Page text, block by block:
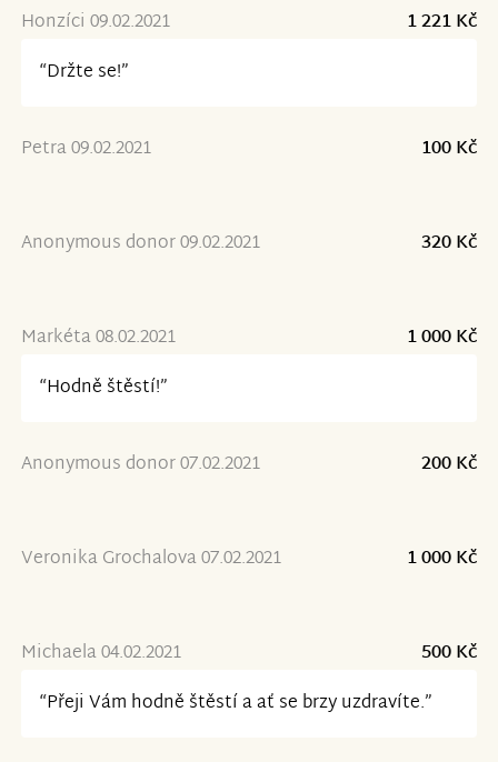
Honzíci 09.02.2021
1 221 Kč
“Držte se!”
Petra 09.02.2021 100 Kč
Anonymous donor 09.02.2021 320 Kč
Markéta 08.02.2021
1 000 Kč
“Hodně štěstí!”
Anonymous donor 07.02.2021 200 Kč
Veronika Grochalova 07.02.2021 1 000 Kč
Michaela 04.02.2021
500 Kč
“Přeji Vám hodně štěstí a ať se brzy uzdravíte.”